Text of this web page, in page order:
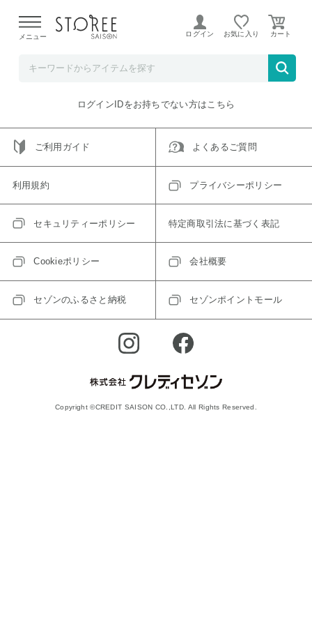
よる配送遅延が発生しております。
メニュー ログイン お気に入り
ご指定のアイテムは取り扱い終了、またはただいま取り扱い
トップへ戻る
ログインIDをお持ちでない方はこちら
ご利用ガイド よくあるご質問
利用規約 プライバシーポリシー
セキュリティーポリシー 特定商取引法に基づく表記
Cookieポリシー 会社概要
セゾンのふるさと納税 セゾンポイントモール
Copyright ©CREDIT SAISON CO.,LTD. All Rights Reserved.